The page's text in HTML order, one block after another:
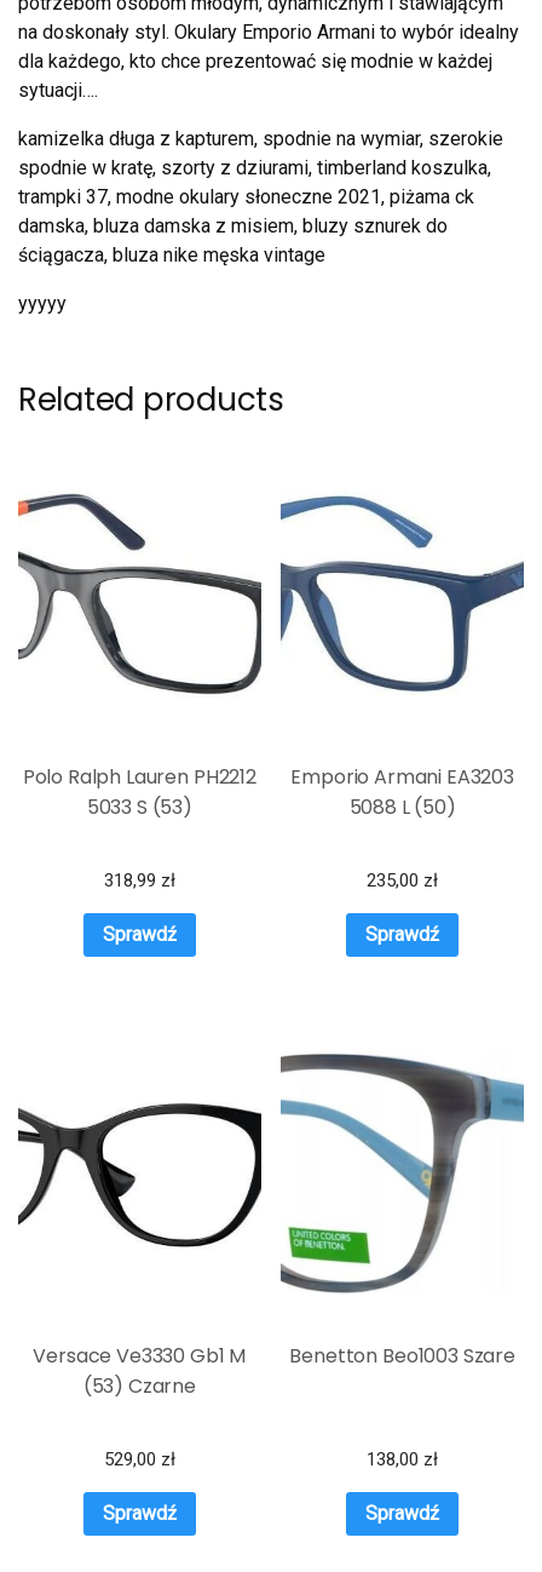
na doskonały styl. Okulary Emporio Armani to wybór idealny
dla każdego, kto chce prezentować się modnie w każdej
sytuacji….
kamizelka długa z kapturem, spodnie na wymiar, szerokie
spodnie w kratę, szorty z dziurami, timberland koszulka,
trampki 37, modne okulary słoneczne 2021, piżama ck
damska, bluza damska z misiem, bluzy sznurek do
ściągacza, bluza nike męska vintage
yyyyy
Related products
Polo Ralph Lauren PH2212
5033 S (53)
318,99 zł
Sprawdź
Emporio Armani EA3203
5088 L (50)
235,00 zł
Sprawdź
Versace Ve3330 Gb1 M
(53) Czarne
529,00 zł
Sprawdź
Benetton Beo1003 Szare
138,00 zł
Sprawdź